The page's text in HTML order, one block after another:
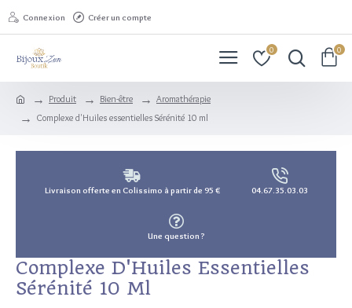
Connexion Créer un compte
0 0
Produit Bien-être
Aromathérapie
Complexe d'Huiles essentielles Sérénité 10 ml
Livraison offerte en Colissimo à partir de 95 € 04.67.35.03.03
Une question ?
Complexe D'Huiles Essentielles
Sérénité 10 Ml